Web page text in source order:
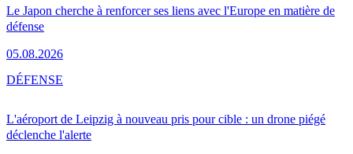
Le Japon cherche à renforcer ses liens avec l'Europe en matière de
défense
05.08.2026
L'aéroport de Leipzig à nouveau pris pour cible : un drone piégé
déclenche l'alerte
DÉFENSE